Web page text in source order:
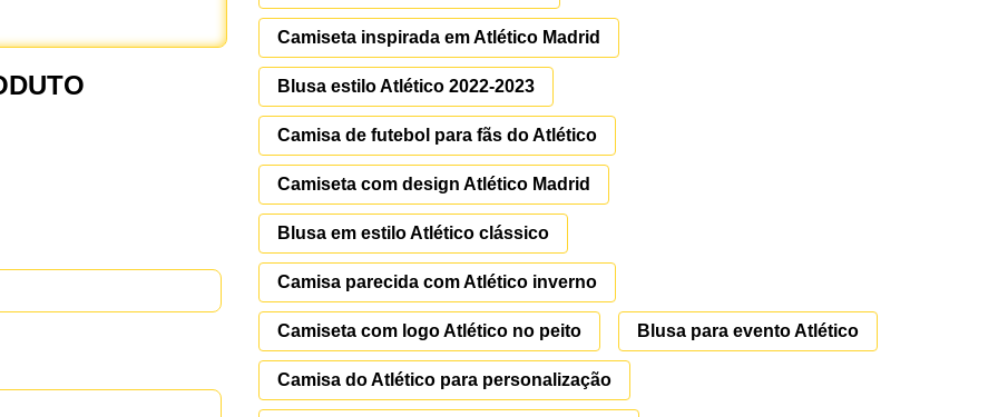
Camiseta inspirada em Atlético Madrid
Blusa estilo Atlético 2022-2023
Camisa de futebol para fãs do Atlético
Camiseta com design Atlético Madrid
Blusa em estilo Atlético clássico
Camisa parecida com Atlético inverno
Camiseta com logo Atlético no peito Blusa para evento Atlético
Camisa do Atlético para personalização